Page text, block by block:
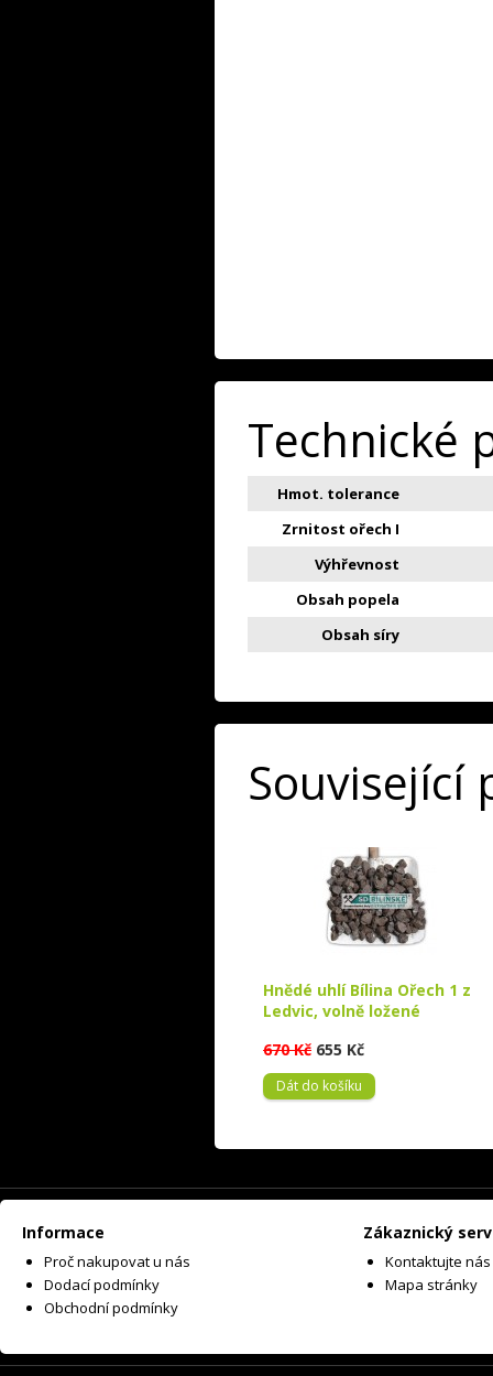
Technické
Hmot. tolerance
Zrnitost ořech I
Výhřevnost
Obsah popela
Obsah síry
Související
Hnědé uhlí Bílina Ořech 1 z
Ledvic, volně ložené
670 Kč 655 Kč
Dát do košíku
Informace
Proč nakupovat u nás
Dodací podmínky
Obchodní podmínky
Zákaznický
Kontaktujte nás
Mapa stránky